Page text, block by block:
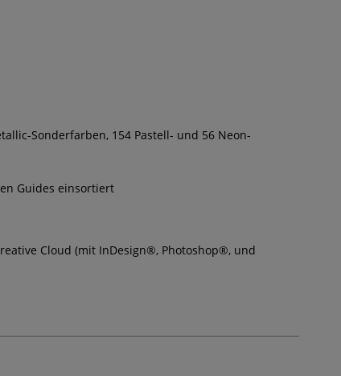
Sonderfarben, 154 Pastell- und 56 Neon-
Guides einsortiert
Cloud (mit InDesign®, Photoshop®, und